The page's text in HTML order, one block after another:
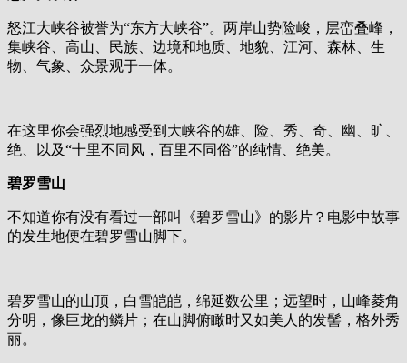
怒江大峡谷被誉为“东方大峡谷”。两岸山势险峻，层峦叠峰，
集峡谷、高山、民族、边境和地质、地貌、江河、森林、生
物、气象、众景观于一体。
在这里你会强烈地感受到大峡谷的雄、险、秀、奇、幽、旷、
绝、以及“十里不同风，百里不同俗”的纯情、绝美。
碧罗雪山
不知道你有没有看过一部叫《碧罗雪山》的影片？电影中故事
的发生地便在碧罗雪山脚下。
碧罗雪山的山顶，白雪皑皑，绵延数公里；远望时，山峰菱角
分明，像巨龙的鳞片；在山脚俯瞰时又如美人的发髻，格外秀
丽。